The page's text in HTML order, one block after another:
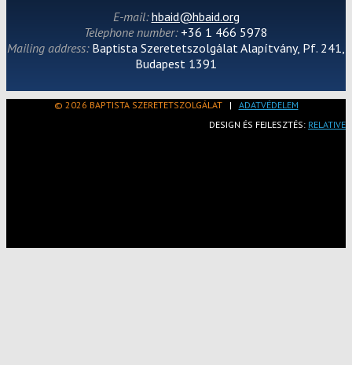
E-mail:hbaid@hbaid.org
Telephone number: +36 1 466 5978
Mailing address: Baptista Szeretetszolgálat Alapítvány, Pf. 241,
Budapest 1391
© 2026 BAPTISTA SZERETETSZOLGÁLAT| ADATVÉDELEM
DESIGN ÉS FEJLESZTÉS: RELATIVE